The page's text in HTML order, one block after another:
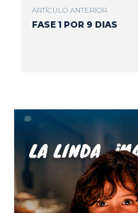
ARTÍCULO ANTERIOR
FASE 1 POR 9 DIAS